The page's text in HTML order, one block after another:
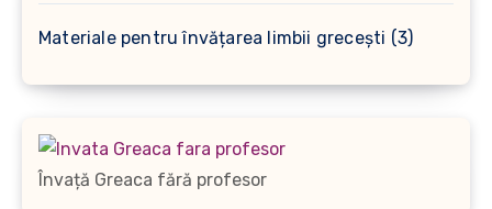
Materiale pentru învățarea limbii grecești
33
Învață Greaca fără profesor